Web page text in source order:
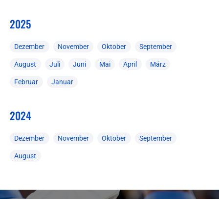
2025
Dezember November Oktober September
August Juli Juni Mai April März
Februar Januar
2024
Dezember November Oktober September
August